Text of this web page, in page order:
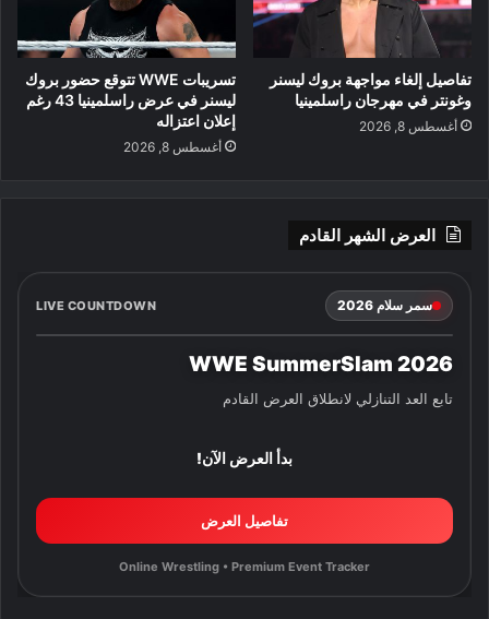
تفاصيل إلغاء مواجهة بروك ليسنر
وغونتر في مهرجان راسلمينيا
أغسطس 8, 2026
تسريبات WWE تتوقع حضور بروك
ليسنر في عرض راسلمينيا 43 رغم
إعلان اعتزاله
أغسطس 8, 2026
العرض الشهر القادم
سمر سلام 2026 LIVE COUNTDOWN
WWE SummerSlam 2026
تابع العد التنازلي لانطلاق العرض القادم
بدأ العرض الآن!
تفاصيل العرض
Online Wrestling • Premium Event Tracker